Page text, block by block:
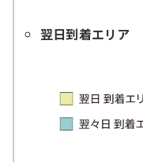
翌日到着エリア